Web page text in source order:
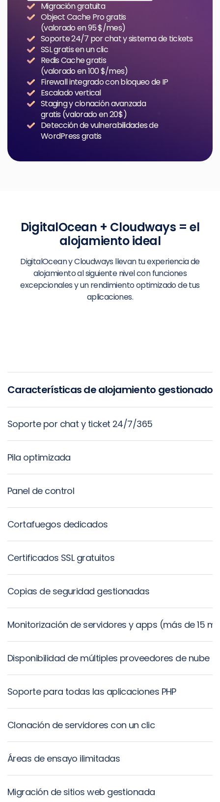
Migración gratuita
Object Cache Pro gratis
(valorado en 95 $/mes)
Soporte 24/7 por chat y sistema de tickets
SSL gratis en un clic
Redis Cache gratis
(valorado en 100 $/mes)
Firewall integrado con bloqueo de IP
Escalado vertical
Staging y clonación avanzada
gratis (valorado en 20 $)
Detección de vulnerabilidades de
WordPress gratis
DigitalOcean + Cloudways = el
alojamiento ideal
DigitalOcean y Cloudways llevan tu experiencia de
alojamiento al siguiente nivel con funciones
excepcionales y un rendimiento optimizado de tus
aplicaciones.
Características de alojamiento gestionado
Soporte por chat y ticket 24/7/365
Pila optimizada
Panel de control
Cortafuegos dedicados
Certificados SSL gratuitos
Copias de seguridad gestionadas
Monitorización de servidores y apps (más de 15
Disponibilidad de múltiples proveedores de nube
Soporte para todas las aplicaciones PHP
Clonación de servidores con un clic
Áreas de ensayo ilimitadas
Migración de sitios web gestionada